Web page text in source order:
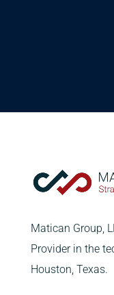
Matican Group,
Provider in the
Houston, Texas.